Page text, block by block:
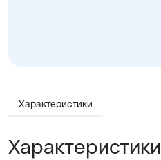
Характеристики
Характеристики